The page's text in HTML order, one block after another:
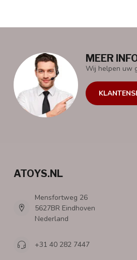
MEER
Wij helpen uw
ATOYS.NL
Mensfortweg 26
5627BR Eindhoven
Nederland
+31 40 282 7447